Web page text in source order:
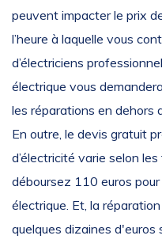
peuvent impacter le prix
l’heure à laquelle vous
d’électriciens
électrique vous
les réparations en dehors
En outre, le devis gratuit
d’électricité varie selon
déboursez 110 euros pour
électrique. Et, la
quelques dizaines d'euros